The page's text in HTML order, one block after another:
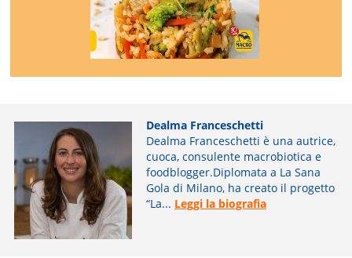
Dealma Franceschetti
Dealma Franceschetti è una autrice,
cuoca, consulente macrobiotica e
foodblogger.Diplomata a La Sana
Gola di Milano, ha creato il progetto
“La... Leggi la biografia